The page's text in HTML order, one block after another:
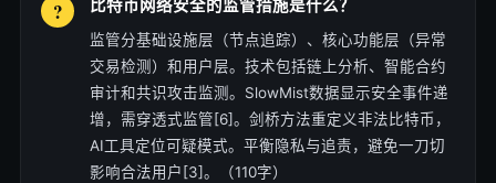
比特币网络安全的监管措施是什么？
监管分基础设施层（节点追踪）、核心功能层（异常
交易检测）和用户层。技术包括链上分析、智能合约
审计和共识攻击监测。SlowMist数据显示安全事件递
增，需穿透式监管[6]。剑桥方法重定义非法比特币，
AI工具定位可疑模式。平衡隐私与追责，避免一刀切
影响合法用户[3]。（110字）